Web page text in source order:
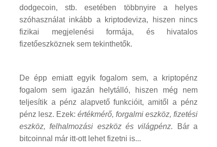
dodgecoin, stb. esetében többnyire a helyes
szóhasználat inkább a kriptodeviza, hiszen nincs
fizikai megjelenési formája, és hivatalos
fizetőeszköznek sem tekinthetők.
De épp emiatt egyik fogalom sem, a kriptopénz
fogalom sem igazán helytálló, hiszen még nem
teljesítik a pénz alapvető funkcióit, amitől a pénz
pénz lesz. Ezek: értékmérő, forgalmi eszköz, fizetési
eszköz, felhalmozási eszköz és világpénz.
Bár a
bitcoinnal már itt-ott lehet fizetni is...